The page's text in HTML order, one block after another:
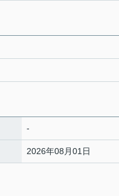
-
2026年08月01日